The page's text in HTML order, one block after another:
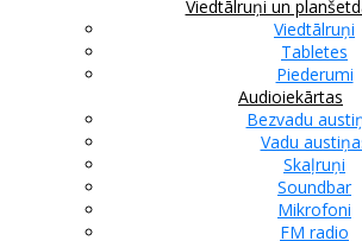
Viedtālruņi un
Viedtālruņi
Tabletes
Piederumi
Audioiekārtas
Bezvadu
Vadu
Skaļruņi
Soundbar
Mikrofoni
FM radio